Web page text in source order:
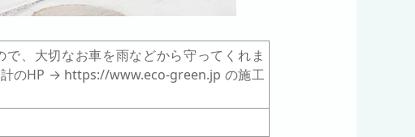
、大切なお車を雨などから守ってくれま
のHP → https://www.eco-green.jp の施工